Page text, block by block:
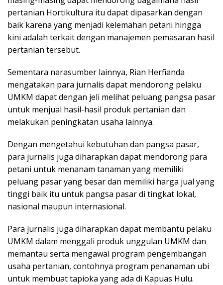
pertanian Hortikultura itu dapat dipasarkan dengan
baik karena yang menjadi kelemahan petani hingga
kini adalah terkait dengan manajemen pemasaran hasil
pertanian tersebut.
Sementara narasumber lainnya, Rian Herfianda
mengatakan para jurnalis dapat mendorong pelaku
UMKM dapat dengan jeli melihat peluang pangsa pasar
untuk menjual hasil-hasil produk pertanian dan
melakukan peningkatan usaha lainnya.
Dengan mengetahui kebutuhan dan pangsa pasar,
para jurnalis juga diharapkan dapat mendorong para
petani untuk menanam tanaman yang memiliki
peluang pasar yang besar dan memiliki harga jual yang
tinggi baik itu untuk pangsa pasar di tingkat lokal,
nasional maupun internasional.
Para jurnalis juga diharapkan dapat membantu pelaku
UMKM dalam menggali produk unggulan UMKM dan
memantau serta mengawal program pengembangan
usaha pertanian, contohnya program penanaman ubi
untuk membuat tapioka yang ada di Kapuas Hulu.